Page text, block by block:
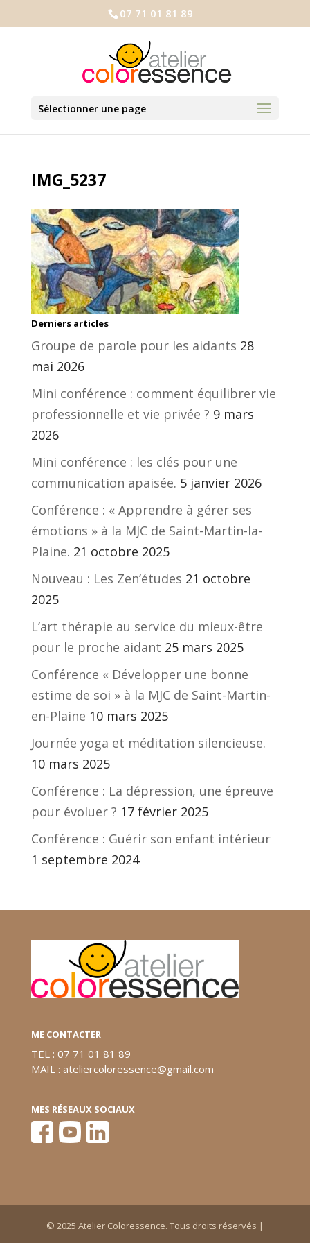
07 71 01 81 89
Sélectionner une page
IMG_5237
Derniers articles
Groupe de parole pour les aidants 28
mai 2026
Mini conférence : comment équilibrer vie
professionnelle et vie privée ? 9 mars
2026
Mini conférence : les clés pour une
communication apaisée. 5 janvier 2026
Conférence : « Apprendre à gérer ses
émotions » à la MJC de Saint-Martin-la-
Plaine. 21 octobre 2025
Nouveau : Les Zen’études 21 octobre
2025
L’art thérapie au service du mieux-être
pour le proche aidant 25 mars 2025
Conférence « Développer une bonne
estime de soi » à la MJC de Saint-Martin-
en-Plaine 10 mars 2025
Journée yoga et méditation silencieuse.
10 mars 2025
Conférence : La dépression, une épreuve
pour évoluer ? 17 février 2025
Conférence : Guérir son enfant intérieur
1 septembre 2024
ME CONTACTER
TEL : 07 71 01 81 89
MAIL : ateliercoloressence@gmail.com
MES RÉSEAUX SOCIAUX
© 2025 Atelier Coloressence. Tous droits réservés |